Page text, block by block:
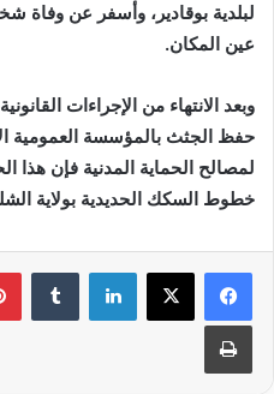
عين المكان.
وبعد الانتهاء من الإجراءات
حفظ الجثث بالمؤسسة العمومية
لمصالح الحماية المدنية فإن هذا
خطوط السكك الحديدية بولاية
لينكدإن
طباعة